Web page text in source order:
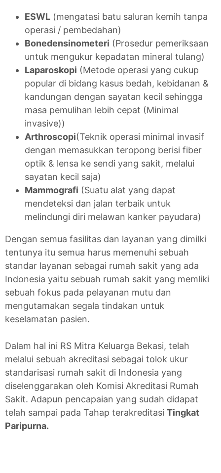
ESWL (mengatasi batu saluran kemih tanpa
operasi / pembedahan)
Bonedensinometeri (Prosedur pemeriksaan
untuk mengukur kepadatan mineral tulang)
Laparoskopi (Metode operasi yang cukup
popular di bidang kasus bedah, kebidanan &
kandungan dengan sayatan kecil sehingga
masa pemulihan lebih cepat (Minimal
invasive))
Arthroscopi(Teknik operasi minimal invasif
dengan memasukkan teropong berisi fiber
optik & lensa ke sendi yang sakit, melalui
sayatan kecil saja)
Mammografi (Suatu alat yang dapat
mendeteksi dan jalan terbaik untuk
melindungi diri melawan kanker payudara)
Dengan semua fasilitas dan layanan yang dimilki
tentunya itu semua harus memenuhi sebuah
standar layanan sebagai rumah sakit yang ada
Indonesia yaitu sebuah rumah sakit yang memliki
sebuah fokus pada pelayanan mutu dan
mengutamakan segala tindakan untuk
keselamatan pasien.
Dalam hal ini RS Mitra Keluarga Bekasi, telah
melalui sebuah akreditasi sebagai tolok ukur
standarisasi rumah sakit di Indonesia yang
diselenggarakan oleh Komisi Akreditasi Rumah
Sakit. Adapun pencapaian yang sudah didapat
telah sampai pada Tahap terakreditasi Tingkat
Paripurna.